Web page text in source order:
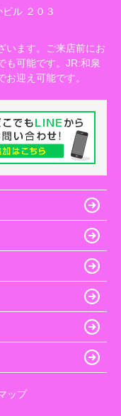
ル ２０３
います。ご来店前にお
も可能です。JR:和泉
迎え可能です。
ップ